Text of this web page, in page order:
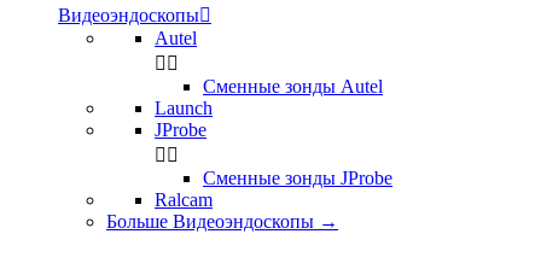
Видеоэндоскопы
Autel
 
Сменные зонды Autel
Launch
JProbe
 
Сменные зонды JProbe
Ralcam
Больше Видеоэндоскопы →